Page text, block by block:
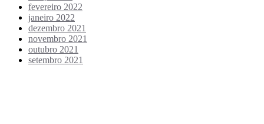
fevereiro 2022
janeiro 2022
dezembro 2021
novembro 2021
outubro 2021
setembro 2021